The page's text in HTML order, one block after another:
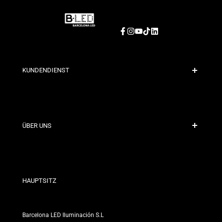
Facebook
Instagram
YouTube
TikTokLinkedIn
KUNDENDIENST
Kontakt
ÜBER UNS
Unsere Geschäfte
HAUPTSITZ
Barcelona LED Iluminación S.L